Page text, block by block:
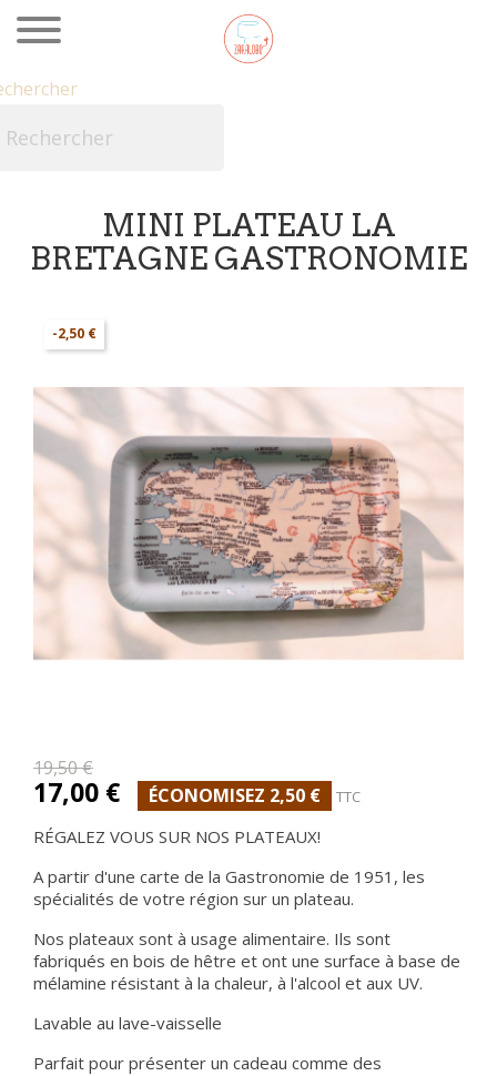
MINI PLATEAU LA
BRETAGNE GASTRONOMIE
-2,50 €
19,50 €
17,00 € ÉCONOMISEZ 2,50 € TTC
RÉGALEZ VOUS SUR NOS PLATEAUX!
A partir d'une carte de la Gastronomie de 1951, les
spécialités de votre région sur un plateau.
Nos plateaux sont à usage alimentaire. Ils sont
fabriqués en bois de hêtre et ont une surface à base de
mélamine résistant à la chaleur, à l'alcool et aux UV.
Lavable au lave-vaisselle
Parfait pour présenter un cadeau comme des